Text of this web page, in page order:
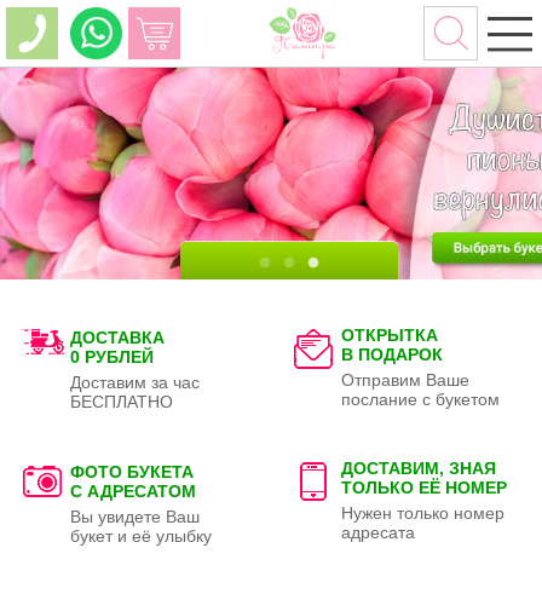
ДОСТАВКА
0 РУБЛЕЙ
Доставим за час
БЕСПЛАТНО
ОТКРЫТКА
В ПОДАРОК
Отправим Ваше
послание с букетом
ФОТО БУКЕТА
С АДРЕСАТОМ
Вы увидете Ваш
букет и её улыбку
ДОСТАВИМ, ЗНАЯ
ТОЛЬКО ЕЁ НОМЕР
Нужен только номер
адресата